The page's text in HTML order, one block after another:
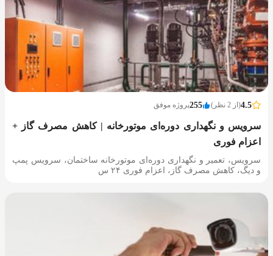
4.5(از 2 نظر) 255پروژه موفق
سرویس و نگهداری دوره‌ای موتورخانه | کاهش مصرف گاز +
اعزام فوری
سرویس، تعمیر و نگهداری دوره‌ای موتورخانه ساختمان، سرویس پمپ
و دیگ، کاهش مصرف گاز، اعزام فوری ۲۴ س